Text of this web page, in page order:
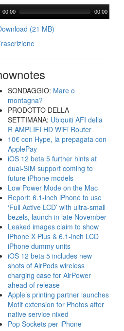
00:00 00:00
(21 MB)
SONDAGGIO: Mare o
montagna?
PRODOTTO DELLA
SETTIMANA: Ubiquiti AFI della
R AMPLIFI HD WiFi Router
10€ con Hype, la prepagata con
ApplePay
iOS 12 beta 5 further hints at
dual-SIM support coming to
future iPhone models
Low Power Mode on the Mac
Report: 6.1-inch iPhone to use
‘Full Active LCD’ with ultra-small
bezels, launch in late November
Leaked images claim to show
iPhone X Plus & 6.1-inch LCD
iPhone dummy units
iOS 12 beta 5 includes new
shots of AirPods wireless
charging case for AirPower
ahead of release
Apple’s printing partner launches
Motif extension for Photos after
native service nixed
Pop Sockets per iPhone